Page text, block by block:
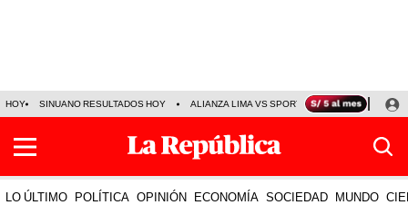
HOY SINUANO RESULTADOS HOY ALIANZA LIMA VS SPORT BOYS JORGE
LO ÚLTIMO POLÍTICA OPINIÓN ECONOMÍA SOCIEDAD MUNDO